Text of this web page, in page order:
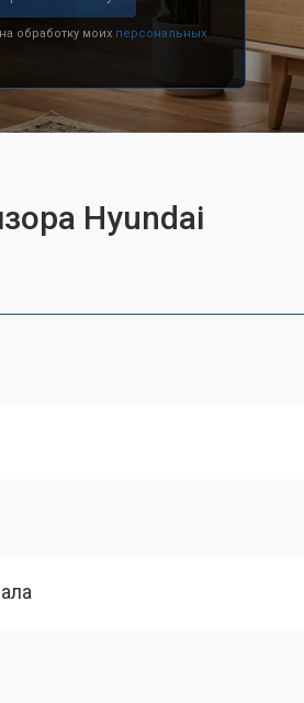
обработку моих персональных
Hyundai